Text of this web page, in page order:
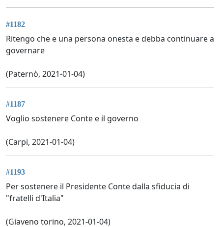
#1182
Ritengo che e una persona onesta e debba continuare a
governare
(Paternò, 2021-01-04)
#1187
Voglio sostenere Conte e il governo
(Carpi, 2021-01-04)
#1193
Per sostenere il Presidente Conte dalla sfiducia di
"fratelli d'Italia"
(Giaveno torino, 2021-01-04)